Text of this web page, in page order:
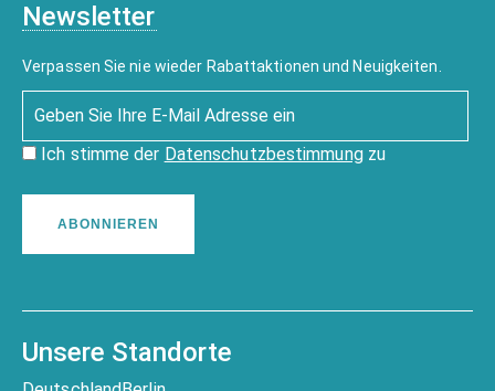
Newsletter
Verpassen Sie nie wieder Rabattaktionen und Neuigkeiten.
Ich stimme der Datenschutzbestimmungzu
ABONNIEREN
Unsere Standorte